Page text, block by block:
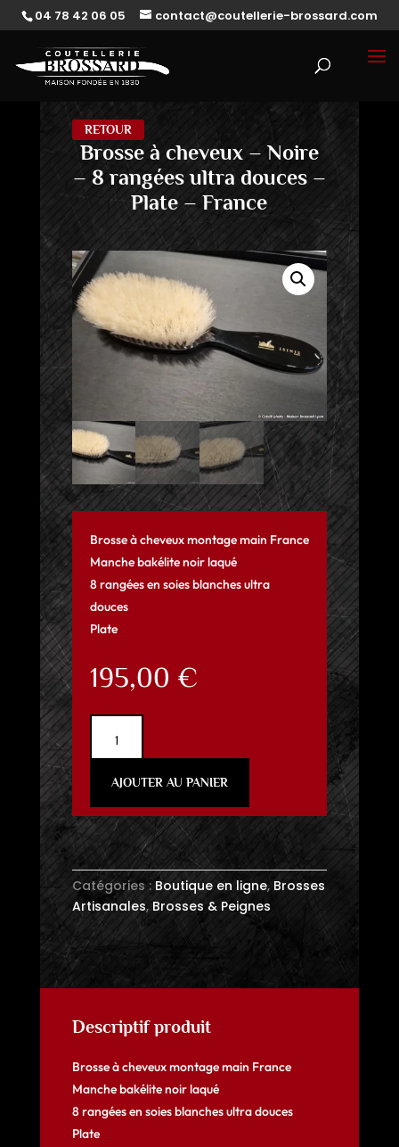
04 78 42 06 05 contact@coutellerie-brossard.com
RETOUR
Brosse à cheveux – Noire
– 8 rangées ultra douces –
Plate – France
Brosse à cheveux montage main France
Manche bakélite noir laqué
8 rangées en soies blanches ultra
douces
Plate
195,00 €
cheveux
-
Noire
-
8
rangées
ultra
douces
Plate
France
AJOUTER AU PANIER
Catégories : Boutique en ligne, Brosses
Artisanales, Brosses & Peignes
Descriptif produit
Brosse à cheveux montage main France
Manche bakélite noir laqué
8 rangées en soies blanches ultra douces
Plate